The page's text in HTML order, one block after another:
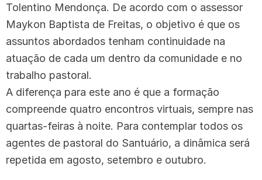
Tolentino Mendonça. De acordo com o assessor
Maykon Baptista de Freitas, o objetivo é que os
assuntos abordados tenham continuidade na
atuação de cada um dentro da comunidade e no
trabalho pastoral.
A diferença para este ano é que a formação
compreende quatro encontros virtuais, sempre nas
quartas-feiras à noite. Para contemplar todos os
agentes de pastoral do Santuário, a dinâmica será
repetida em agosto, setembro e outubro.